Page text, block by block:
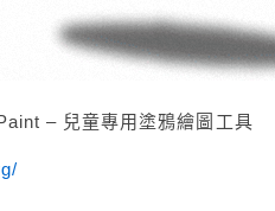
– 兒童專用塗鴉繪圖工具